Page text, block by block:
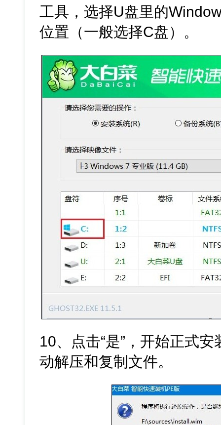
工具，选择U盘里的
位置（一般选择C盘）。
10、点击“是”，开始正式
动解压和复制文件。